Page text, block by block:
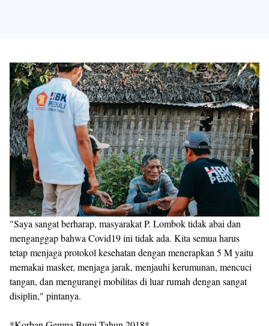
"Saya sangat berharap, masyarakat P. Lombok tidak abai dan
menganggap bahwa Covid19 ini tidak ada. Kita semua harus
tetap menjaga protokol kesehatan dengan menerapkan 5 M yaitu
memakai masker, menjaga jarak, menjauhi kerumunan, mencuci
tangan, dan mengurangi mobilitas di luar rumah dengan sangat
disiplin," pintanya.